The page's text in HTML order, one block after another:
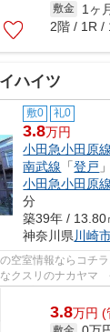
敷金 1ヶ
2階 / 1R /
ハイツ
敷0 礼0
3.8万円
小田急小田原線
南武線 「登戸
小田急小田原線
分
築39年 / 13.80
神奈川県 川崎
空室情報ならコチ
クスリのナカヤマ
先に応じて駅を...
3.8万円 (